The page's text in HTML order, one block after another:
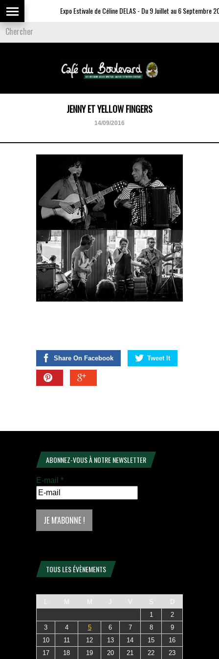
Expo Estivale de Céline DELAS - Du 9 Juillet au 6 Septembre
JENNY ET YELLOW FINGERS
14/09/2016
Share On Facebook Tweet It
ABONNEZ-VOUS À NOTRE NEWSLETTER
E-mail *
TOUS LES ÉVÈNEMENTS
L M M J V S
D
1
2
3
4 5 6 7 8
9
10
11 12 13 14 15
16
17
18 19 20 21 22 23